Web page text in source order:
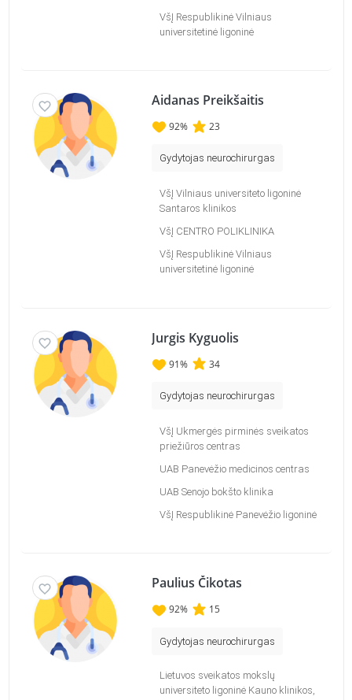
VšĮ Respublikinė Vilniaus
universitetinė ligoninė
Aidanas Preikšaitis
92% 23
Gydytojas neurochirurgas
VšĮ Vilniaus universiteto ligoninė
Santaros klinikos
VšĮ CENTRO POLIKLINIKA
VšĮ Respublikinė Vilniaus
universitetinė ligoninė
Jurgis Kyguolis
91% 34
Gydytojas neurochirurgas
VšĮ Ukmergės pirminės sveikatos
priežiūros centras
UAB Panevėžio medicinos centras
UAB Senojo bokšto klinika
VšĮ Respublikinė Panevėžio ligoninė
Paulius Čikotas
92% 15
Gydytojas neurochirurgas
Lietuvos sveikatos mokslų
universiteto ligoninė Kauno klinikos,